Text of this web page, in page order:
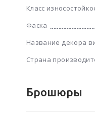
Класс
Фаска
Название декора
Страна
Брошюры